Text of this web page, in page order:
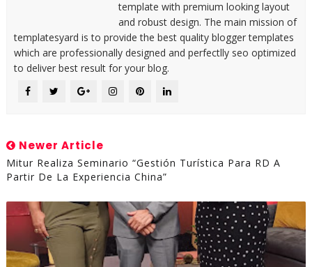
template with premium looking layout
and robust design. The main mission of
templatesyard is to provide the best quality blogger templates
which are professionally designed and perfectlly seo optimized
to deliver best result for your blog.
Newer Article
Mitur Realiza Seminario “Gestión Turística Para RD A
Partir De La Experiencia China”